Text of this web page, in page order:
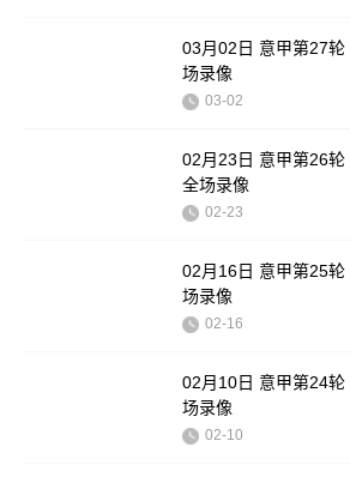
03月02日 意甲第27
场录像
03-02
02月23日 意甲第26
全场录像
02-23
02月16日 意甲第25
场录像
02-16
02月10日 意甲第24
场录像
02-10